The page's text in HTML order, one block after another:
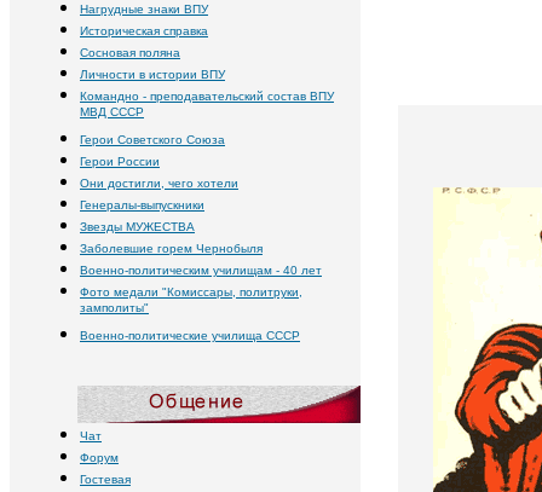
Нагрудные знаки ВПУ
Историческая справка
Сосновая поляна
Личности в истории ВПУ
Командно - преподавательский состав ВПУ
МВД СССР
Герои Советского Союза
Герои России
Они достигли, чего хотели
Генералы-выпускники
Звезды МУЖЕСТВА
Заболевшие горем Чернобыля
Военно-политическим училищам - 40 лет
Фото медали "Комиссары, политруки,
замполиты"
Военно-политические училища СССР
Чат
Форум
Гостевая